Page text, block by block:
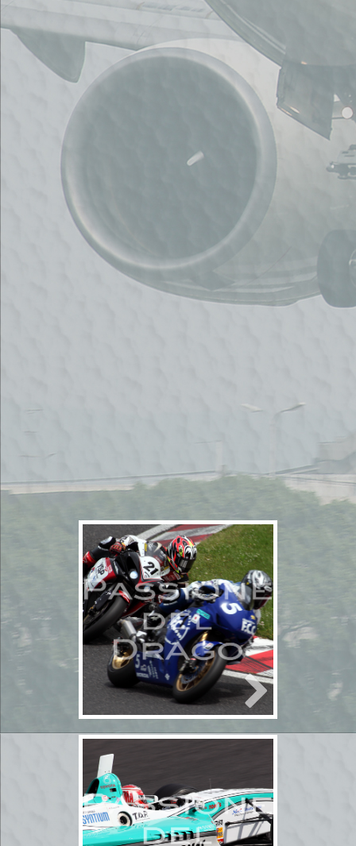
2011年5月14,15
日 鈴鹿2＆4レー
ス2
2011年5月14日
bikeレース carレース モー
タースポーツ
2輪
4輪 Super Formula モ
ータースポーツ 鈴鹿サーキッ
ト
2011年5月14,15
日 鈴鹿2＆4レー
ス1
2011年5月14日